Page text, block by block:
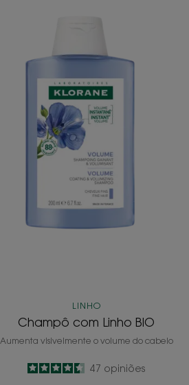
LINHO
Champô com Linho BIO
Aumenta visivelmente o volume do cabelo
4.6
/
5
47 opiniões